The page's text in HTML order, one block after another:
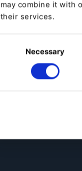
may combine it with
their services.
Necessary